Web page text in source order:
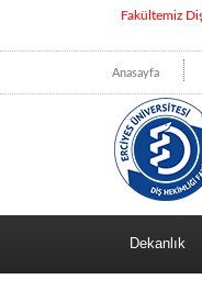
Fakültemiz
Anasayfa
Dekanlık